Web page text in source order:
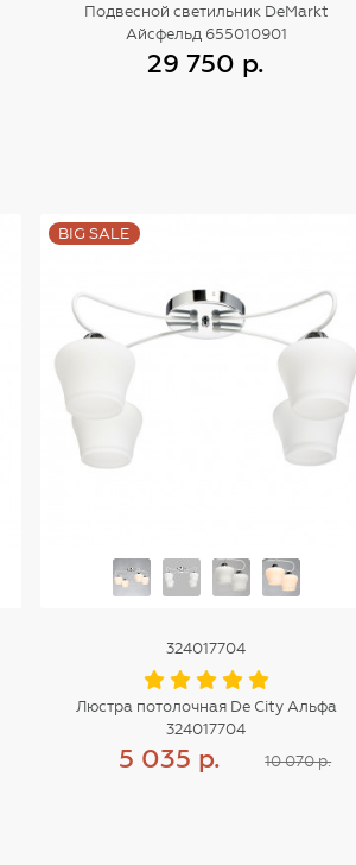
Подвесной светильник DeMarkt
Айсфельд 655010901
29 750 р.
BIG SALE
324017704
Люстра потолочная De City Альфа
324017704
5 035 р.
10 070 р.